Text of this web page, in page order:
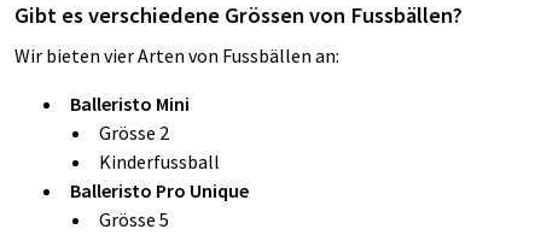
Gibt es verschiedene Grössen von Fussbällen?
Wir bieten vier Arten von Fussbällen an:
Balleristo Mini
Grösse 2
Kinderfussball
Balleristo Pro Unique
Grösse 5